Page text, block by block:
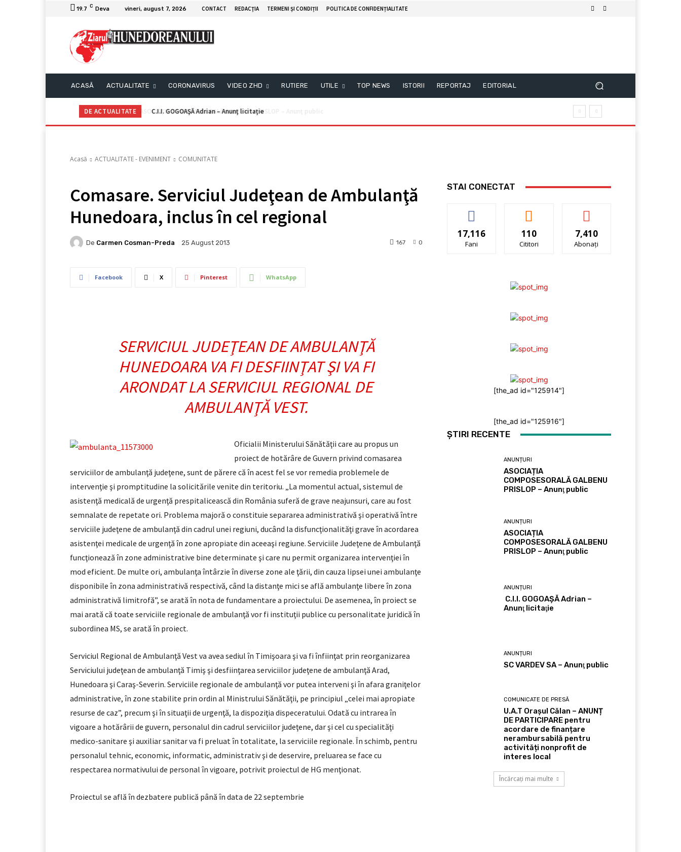
19.7 C Deva vineri, august 7, 2026 CONTACT REDACŢIA TERMENI ȘI CONDIȚII POLITICA DE CONFIDENȚIALITATE
ACASĂ ACTUALITATE CORONAVIRUS VIDEO ZHD RUTIERE UTILE TOP NEWS ISTORII REPORTAJ EDITORIAL
DE ACTUALITATE C.I.I. GOGOAŞĂ Adrian – Anunţ licitaţie
Acasă ACTUALITATE - EVENIMENT COMUNITATE
Comasare. Serviciul Judeţean de Ambulanţă
Hunedoara, inclus în cel regional
De Carmen Cosman-Preda 25 August 2013 0
167
Facebook X Pinterest WhatsApp
SERVICIUL JUDEŢEAN DE AMBULANŢĂ
HUNEDOARA VA FI DESFIINŢAT ŞI VA FI
ARONDAT LA SERVICIUL REGIONAL DE
AMBULANŢĂ VEST.
Oficialii Ministerului Sănătăţii care au propus un
proiect de hotărâre de Guvern privind comasarea
serviciilor de ambulanţă judeţene, sunt de părere că în acest fel se vor remedia problemele de
intervenţie şi promptitudine la solicitările venite din teritoriu. „La momentul actual, sistemul de
asistenţă medicală de urgenţă prespitalicească din România suferă de grave neajunsuri, care au fost
semnalate de repetate ori. Problema majoră o constituie separarea administrativă şi operativă între
serviciile judeţene de ambulanţă din cadrul unei regiuni, ducând la disfuncţionalităţi grave în acordarea
asistenţei medicale de urgenţă în zone apropiate din aceeaşi regiune. Serviciile Judeţene de Ambulanţă
funcţionează în zone administrative bine determinate şi care nu permit organizarea intervenţiei în
mod eficient. De multe ori, ambulanţa întârzie în diverse zone ale ţării, din cauza lipsei unei ambulanţe
disponibile în zona administrativă respectivă, când la distanţe mici se află ambulanţe libere în zona
administrativă limitrofă”, se arată în nota de fundamentare a proiectului. De asemenea, în proiect se
mai arată că toate serviciile regionale de ambulanţă vor fi instituţii publice cu personalitate juridică în
subordinea MS, se arată în proiect.
Serviciul Regional de Ambulanţă Vest va avea sediul în Timişoara şi va fi înfiinţat prin reorganizarea
Serviciului judeţean de ambulanţă Timiş şi desfiinţarea serviciilor judeţene de ambulanţă Arad,
Hunedoara şi Caraş-Severin. Serviciile regionale de ambulanţă vor putea interveni şi în afara graniţelor
administrative, în zone stabilite prin ordin al Ministrului Sănătăţii, pe principiul „celei mai apropiate
resurse de caz”, precum şi în situaţii de urgenţă, la dispoziţia dispeceratului. Odată cu intrarea în
vigoare a hotărârii de guvern, personalul din cadrul serviciilor judeţene, dar şi cel cu specialităţi
medico-sanitare şi auxiliar sanitar va fi preluat în totalitate, la serviciile regionale. În schimb, pentru
personalul tehnic, economic, informatic, administrativ şi de deservire, preluarea se face cu
respectarea normativului de personal în vigoare, potrivit proiectul de HG menţionat.
Proiectul se află în dezbatere publică până în data de 22 septembrie
STAI CONECTAT
17,116
Fani
110
Cititori
7,410
Abonați
[the_ad id="125914"]
[the_ad id="125916"]
ȘTIRI RECENTE
ANUNȚURI
ASOCIAȚIA
COMPOSESORALĂ GALBENU
PRISLOP – Anunţ public
ANUNȚURI
ASOCIAȚIA
COMPOSESORALĂ GALBENU
PRISLOP – Anunţ public
ANUNȚURI
C.I.I. GOGOAŞĂ Adrian –
Anunţ licitaţie
ANUNȚURI
SC VARDEV SA – Anunţ public
COMUNICATE DE PRESĂ
U.A.T Orașul Călan – ANUNȚ
DE PARTICIPARE pentru
acordare de finanțare
nerambursabilă pentru
activități nonprofit de
interes local
Încărcați mai multe